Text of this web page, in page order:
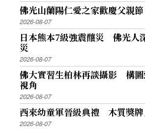
佛光山蘭陽仁愛之家歡慶父親節
2026-08-07
日本熊本7級強震釀災 佛光人
災
2026-08-07
佛大實習生柏林再談攝影 構圖
視角
2026-08-07
西來幼童軍晉級典禮 木質獎牌
2026-08-07